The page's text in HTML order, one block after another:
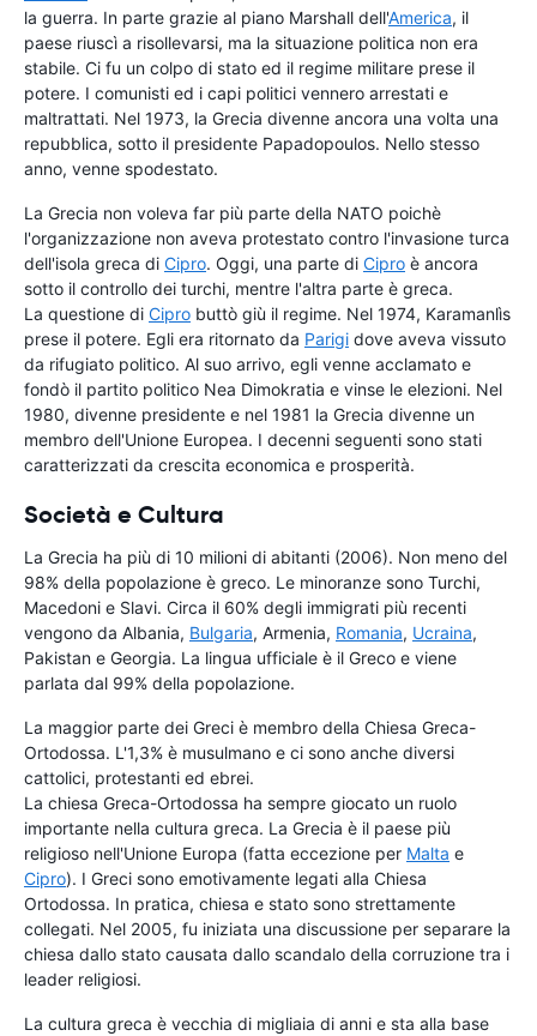
la guerra. In parte grazie al piano Marshall dell'America, il
paese riuscì a risollevarsi, ma la situazione politica non era
stabile. Ci fu un colpo di stato ed il regime militare prese il
potere. I comunisti ed i capi politici vennero arrestati e
maltrattati. Nel 1973, la Grecia divenne ancora una volta una
repubblica, sotto il presidente Papadopoulos. Nello stesso
anno, venne spodestato.
La Grecia non voleva far più parte della NATO poichè
l'organizzazione non aveva protestato contro l'invasione turca
dell'isola greca di Cipro. Oggi, una parte di Cipro è ancora
sotto il controllo dei turchi, mentre l'altra parte è greca.
La questione di Cipro buttò giù il regime. Nel 1974, Karamanlìs
prese il potere. Egli era ritornato da Parigi dove aveva vissuto
da rifugiato politico. Al suo arrivo, egli venne acclamato e
fondò il partito politico Nea Dimokratia e vinse le elezioni. Nel
1980, divenne presidente e nel 1981 la Grecia divenne un
membro dell'Unione Europea. I decenni seguenti sono stati
caratterizzati da crescita economica e prosperità.
Società e Cultura
La Grecia ha più di 10 milioni di abitanti (2006). Non meno del
98% della popolazione è greco. Le minoranze sono Turchi,
Macedoni e Slavi. Circa il 60% degli immigrati più recenti
vengono da Albania, Bulgaria, Armenia, Romania, Ucraina,
Pakistan e Georgia. La lingua ufficiale è il Greco e viene
parlata dal 99% della popolazione.
La maggior parte dei Greci è membro della Chiesa Greca-
Ortodossa. L'1,3% è musulmano e ci sono anche diversi
cattolici, protestanti ed ebrei.
La chiesa Greca-Ortodossa ha sempre giocato un ruolo
importante nella cultura greca. La Grecia è il paese più
religioso nell'Unione Europa (fatta eccezione per Malta e
Cipro). I Greci sono emotivamente legati alla Chiesa
Ortodossa. In pratica, chiesa e stato sono strettamente
collegati. Nel 2005, fu iniziata una discussione per separare la
chiesa dallo stato causata dallo scandalo della corruzione tra i
leader religiosi.
La cultura greca è vecchia di migliaia di anni e sta alla base